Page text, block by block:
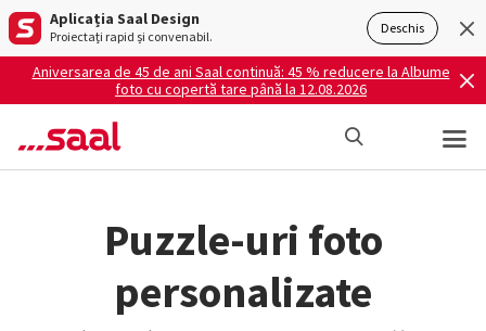
Aplicația Saal Design
Proiectați rapid și convenabil. Deschis
Aniversarea de 45 de ani Saal continuă: 45 % reducere la Albume
foto cu copertă tare până la 12.08.2026
Puzzle-uri foto
personalizate